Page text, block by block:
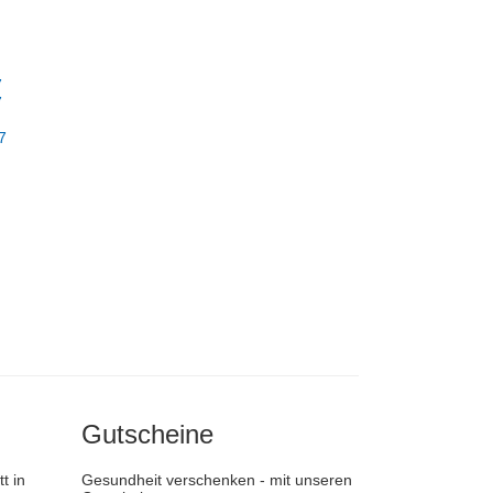
in
Gutscheine
Gesundheit verschenken - mit unseren